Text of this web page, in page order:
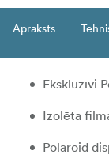
Apraksts
Ekskluzīvi
Izolēta
Polaroid